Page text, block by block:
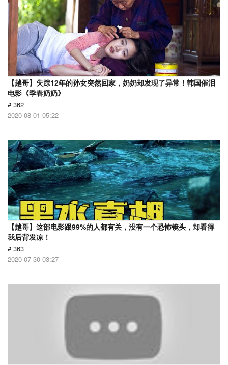
【越哥】失踪12年的孙女突然回家，奶奶却发现了异常！韩国催泪
电影《季春奶奶》
# 362
2020-08-01 05:22
【越哥】这部电影跟99%的人都有关，没有一个恐怖镜头，却看得
我后背发凉！
# 363
2020-07-30 03:27